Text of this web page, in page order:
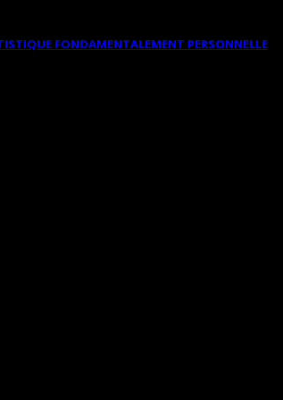
FONDAMENTALEMENT PERSONNELLE